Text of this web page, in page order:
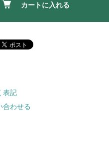
カートに入れる
表記
合わせる